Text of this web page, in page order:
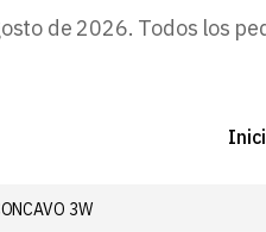
de 2026. Todos los
3W